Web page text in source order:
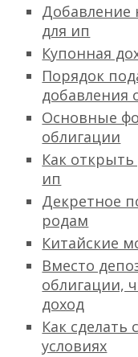
Добавление
для ип
Купонная
Порядок
добавления
Основные
облигации
Как
ип
Декретное
родам
Китайские
Вместо
облигации,
доход
Как сделать
условиях